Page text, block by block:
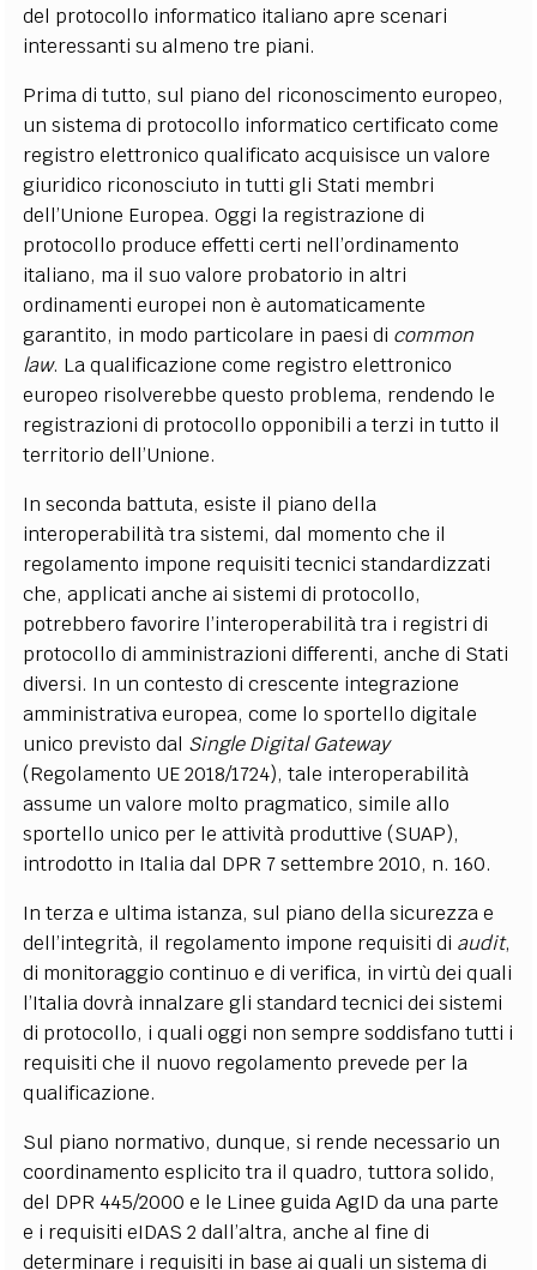
del protocollo informatico italiano apre scenari
interessanti su almeno tre piani.
Prima di tutto, sul piano del riconoscimento europeo,
un sistema di protocollo informatico certificato come
registro elettronico qualificato acquisisce un valore
giuridico riconosciuto in tutti gli Stati membri
dell’Unione Europea. Oggi la registrazione di
protocollo produce effetti certi nell’ordinamento
italiano, ma il suo valore probatorio in altri
ordinamenti europei non è automaticamente
garantito, in modo particolare in paesi di common
law. La qualificazione come registro elettronico
europeo risolverebbe questo problema, rendendo le
registrazioni di protocollo opponibili a terzi in tutto il
territorio dell’Unione.
In seconda battuta, esiste il piano della
interoperabilità tra sistemi, dal momento che il
regolamento impone requisiti tecnici standardizzati
che, applicati anche ai sistemi di protocollo,
potrebbero favorire l’interoperabilità tra i registri di
protocollo di amministrazioni differenti, anche di Stati
diversi. In un contesto di crescente integrazione
amministrativa europea, come lo sportello digitale
unico previsto dal Single Digital Gateway
(Regolamento UE 2018/1724), tale interoperabilità
assume un valore molto pragmatico, simile allo
sportello unico per le attività produttive (SUAP),
introdotto in Italia dal DPR 7 settembre 2010, n. 160.
In terza e ultima istanza, sul piano della sicurezza e
dell’integrità, il regolamento impone requisiti di audit,
di monitoraggio continuo e di verifica, in virtù dei quali
l’Italia dovrà innalzare gli standard tecnici dei sistemi
di protocollo, i quali oggi non sempre soddisfano tutti i
requisiti che il nuovo regolamento prevede per la
qualificazione.
Sul piano normativo, dunque, si rende necessario un
coordinamento esplicito tra il quadro, tuttora solido,
del DPR 445/2000 e le Linee guida AgID da una parte
e i requisiti eIDAS 2 dall’altra, anche al fine di
determinare i requisiti in base ai quali un sistema di